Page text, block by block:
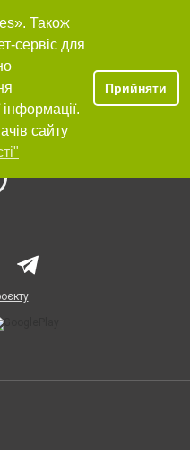
Також
сервіс для
сайту
Прийняти